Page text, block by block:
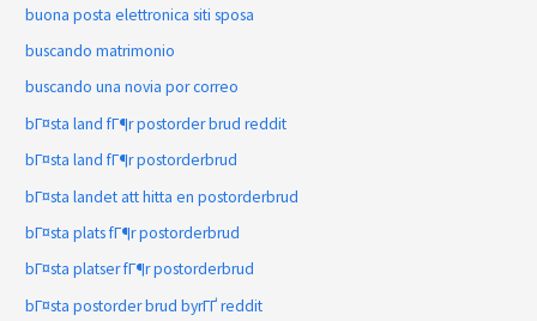
buona posta elettronica siti sposa
buscando matrimonio
buscando una novia por correo
bГ¤sta land fГ¶r postorder brud reddit
bГ¤sta land fГ¶r postorderbrud
bГ¤sta landet att hitta en postorderbrud
bГ¤sta plats fГ¶r postorderbrud
bГ¤sta platser fГ¶r postorderbrud
bГ¤sta postorder brud byrГҐ reddit